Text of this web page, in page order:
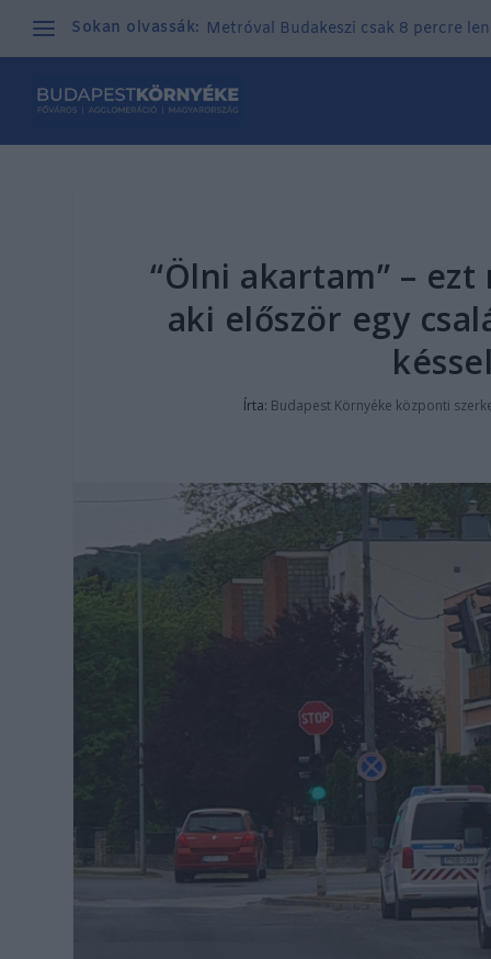
Sokan olvassák: Metróval Budakeszi csak 8 percre
“Ölni akartam” –
aki először egy
Írta: Budapest Környéke központi